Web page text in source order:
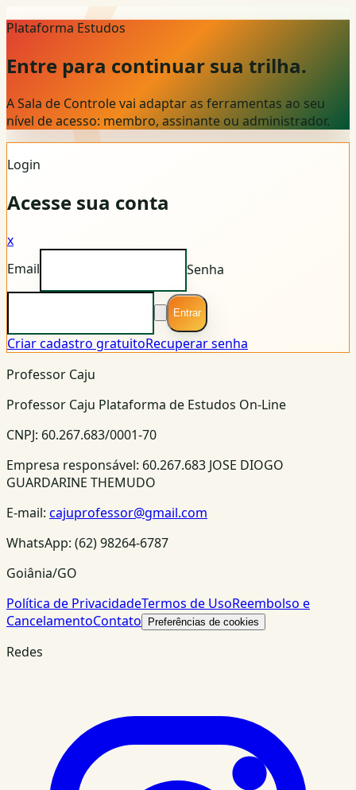
Plataforma Estudos
Entre para continuar sua trilha.
A Sala de Controle vai adaptar as ferramentas ao seu
nível de acesso: membro, assinante ou administrador.
Login
Acesse sua conta
x
Email
Senha
Entrar
Criar cadastro gratuitoRecuperar senha
Professor Caju
Professor Caju Plataforma de Estudos On-Line
CNPJ: 60.267.683/0001-70
Empresa responsável: 60.267.683 JOSE DIOGO
GUARDARINE THEMUDO
E-mail: cajuprofessor@gmail.com
WhatsApp: (62) 98264-6787
Goiânia/GO
Política de PrivacidadeTermos de UsoReembolso e
CancelamentoContato Preferências de cookies
Redes